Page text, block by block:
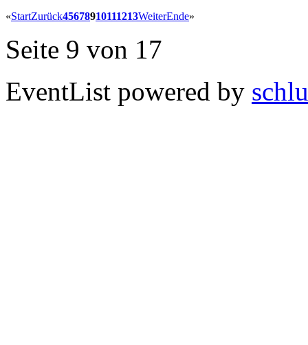
«StartZurück45678910111213WeiterEnde»
Seite 9 von 17
EventList powered by